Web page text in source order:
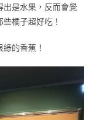
出是水果，反而會覺
橘子超好吃！
的香蕉！